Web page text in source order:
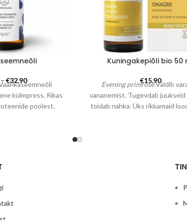
– €32.90Hinnavahemik:
€9.90
kuni
€32.90
külmpress. Rikas
poolest.
toimainefaasis.
Kuningakepiõli bio 50
€15.90
Evening primroseVäldib
vananemist. Tugevdab juukseid
toidab nahka. Üks rikkamaid
maksahaiguste,
korral ja
günekoloogiliste